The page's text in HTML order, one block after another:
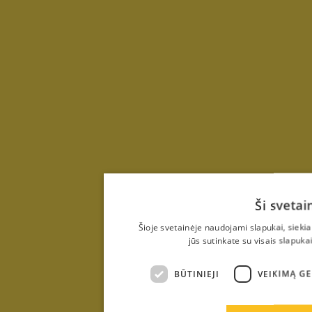
Ši
Šioje svetainėje naudojami slapukai,
jūs sutinkate su visais
BŪTINIEJI VEIKIMĄ